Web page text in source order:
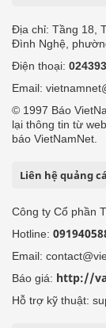
Địa chỉ: Tầng 18,
Đình Nghệ,
Điện thoại:
Email:
© 1997 Báo
lại thông tin từ
báo VietNamNet.
Liên hệ quảng
Công ty Cổ phần
Hotline:
Email:
Báo giá: http://
Hỗ trợ kỹ thuật: